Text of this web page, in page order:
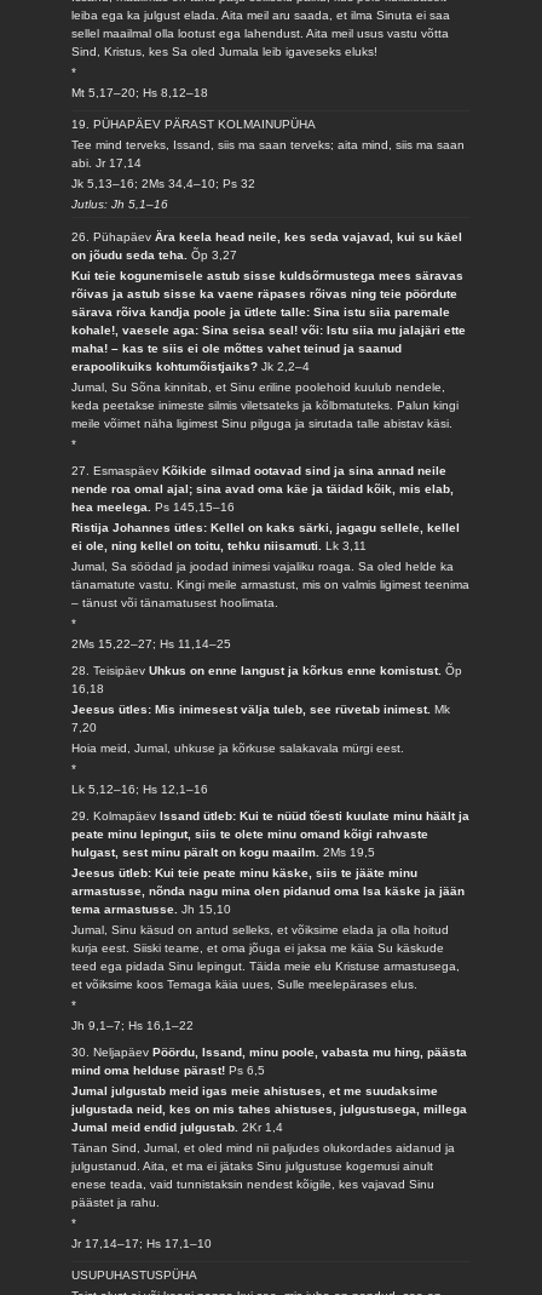
leiba ega ka julgust elada. Aita meil aru saada, et ilma Sinuta ei saa
sellel maailmal olla lootust ega lahendust. Aita meil usus vastu võtta
Sind, Kristus, kes Sa oled Jumala leib igaveseks eluks!
*
Mt 5,17–20; Hs 8,12–18
19. PÜHAPÄEV PÄRAST KOLMAINUPÜHA
Tee mind terveks, Issand, siis ma saan terveks; aita mind, siis ma saan
abi.Jr 17,14
Jk 5,13–16; 2Ms 34,4–10; Ps 32
Jutlus: Jh 5,1–16
26. PühapäevÄra keela head neile, kes seda vajavad, kui su käel
on jõudu seda teha.Õp 3,27
Kui teie kogunemisele astub sisse kuldsõrmustega mees säravas
rõivas ja astub sisse ka vaene räpases rõivas ning teie pöördute
särava rõiva kandja poole ja ütlete talle: Sina istu siia paremale
kohale!, vaesele aga: Sina seisa seal! või: Istu siia mu jalajäri ette
maha! – kas te siis ei ole mõttes vahet teinud ja saanud
erapoolikuiks kohtumõistjaiks?Jk 2,2–4
Jumal, Su Sõna kinnitab, et Sinu eriline poolehoid kuulub nendele,
keda peetakse inimeste silmis viletsateks ja kõlbmatuteks. Palun kingi
meile võimet näha ligimest Sinu pilguga ja sirutada talle abistav käsi.
*
27. EsmaspäevKõikide silmad ootavad sind ja sina annad neile
nende roa omal ajal; sina avad oma käe ja täidad kõik, mis elab,
hea meelega.Ps 145,15–16
Ristija Johannes ütles: Kellel on kaks särki, jagagu sellele, kellel
ei ole, ning kellel on toitu, tehku niisamuti.Lk 3,11
Jumal, Sa söödad ja joodad inimesi vajaliku roaga. Sa oled helde ka
tänamatute vastu. Kingi meile armastust, mis on valmis ligimest teenima
– tänust või tänamatusest hoolimata.
*
2Ms 15,22–27; Hs 11,14–25
28. TeisipäevUhkus on enne langust ja kõrkus enne komistust.Õp
16,18
Jeesus ütles: Mis inimesest välja tuleb, see rüvetab inimest.Mk
7,20
Hoia meid, Jumal, uhkuse ja kõrkuse salakavala mürgi eest.
*
Lk 5,12–16; Hs 12,1–16
29. KolmapäevIssand ütleb: Kui te nüüd tõesti kuulate minu häält ja
peate minu lepingut, siis te olete minu omand kõigi rahvaste
hulgast, sest minu päralt on kogu maailm.2Ms 19,5
Jeesus ütleb: Kui teie peate minu käske, siis te jääte minu
armastusse, nõnda nagu mina olen pidanud oma Isa käske ja jään
tema armastusse.Jh 15,10
Jumal, Sinu käsud on antud selleks, et võiksime elada ja olla hoitud
kurja eest. Siiski teame, et oma jõuga ei jaksa me käia Su käskude
teed ega pidada Sinu lepingut. Täida meie elu Kristuse armastusega,
et võiksime koos Temaga käia uues, Sulle meelepärases elus.
*
Jh 9,1–7; Hs 16,1–22
30. NeljapäevPöördu, Issand, minu poole, vabasta mu hing, päästa
mind oma helduse pärast!Ps 6,5
Jumal julgustab meid igas meie ahistuses, et me suudaksime
julgustada neid, kes on mis tahes ahistuses, julgustusega, millega
Jumal meid endid julgustab.2Kr 1,4
Tänan Sind, Jumal, et oled mind nii paljudes olukordades aidanud ja
julgustanud. Aita, et ma ei jätaks Sinu julgustuse kogemusi ainult
enese teada, vaid tunnistaksin nendest kõigile, kes vajavad Sinu
päästet ja rahu.
*
Jr 17,14–17; Hs 17,1–10
USUPUHASTUSPÜHA